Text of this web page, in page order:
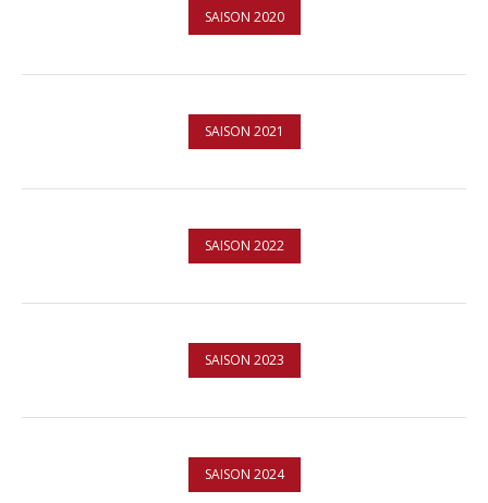
SAISON 2020
SAISON 2021
SAISON 2022
SAISON 2023
SAISON 2024